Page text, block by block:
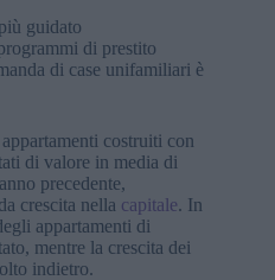
guidato
di prestito
di case unifamiliari è
costruiti con
di valore in media di
precedente,
crescita nella capitale. In
appartamenti di
mentre la crescita dei
indietro.